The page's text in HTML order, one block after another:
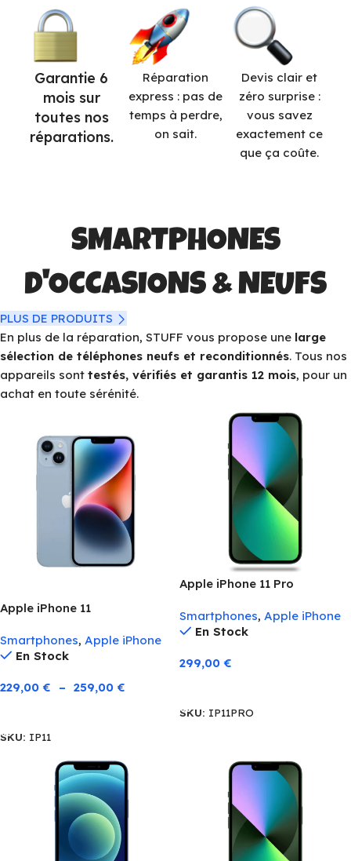
Garantie 6
mois sur
toutes nos
réparations.
Réparation
express : pas de
temps à perdre,
on sait.
Devis clair et
zéro surprise :
vous savez
exactement ce
que ça coûte.
SMARTPHONES
D'OCCASIONS & NEUFS
PLUS DE PRODUITS
En plus de la réparation, STUFF vous propose une large
sélection de téléphones neufs et reconditionnés. Tous nos
appareils sont testés, vérifiés et garantis 12 mois, pour un
achat en toute sérénité.
Apple iPhone 11
Smartphones, Apple iPhone
En Stock
229,00€ – 259,00€
SKU: IP11
Apple iPhone 11 Pro
Smartphones, Apple iPhone
En Stock
299,00€
SKU: IP11PRO